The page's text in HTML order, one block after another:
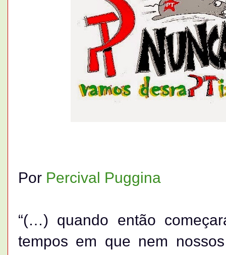
Por Percival Puggina
“(…) quando então
tempos em que nem